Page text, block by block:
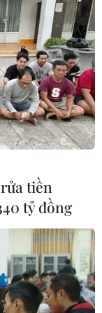
tiền
tỷ đồng